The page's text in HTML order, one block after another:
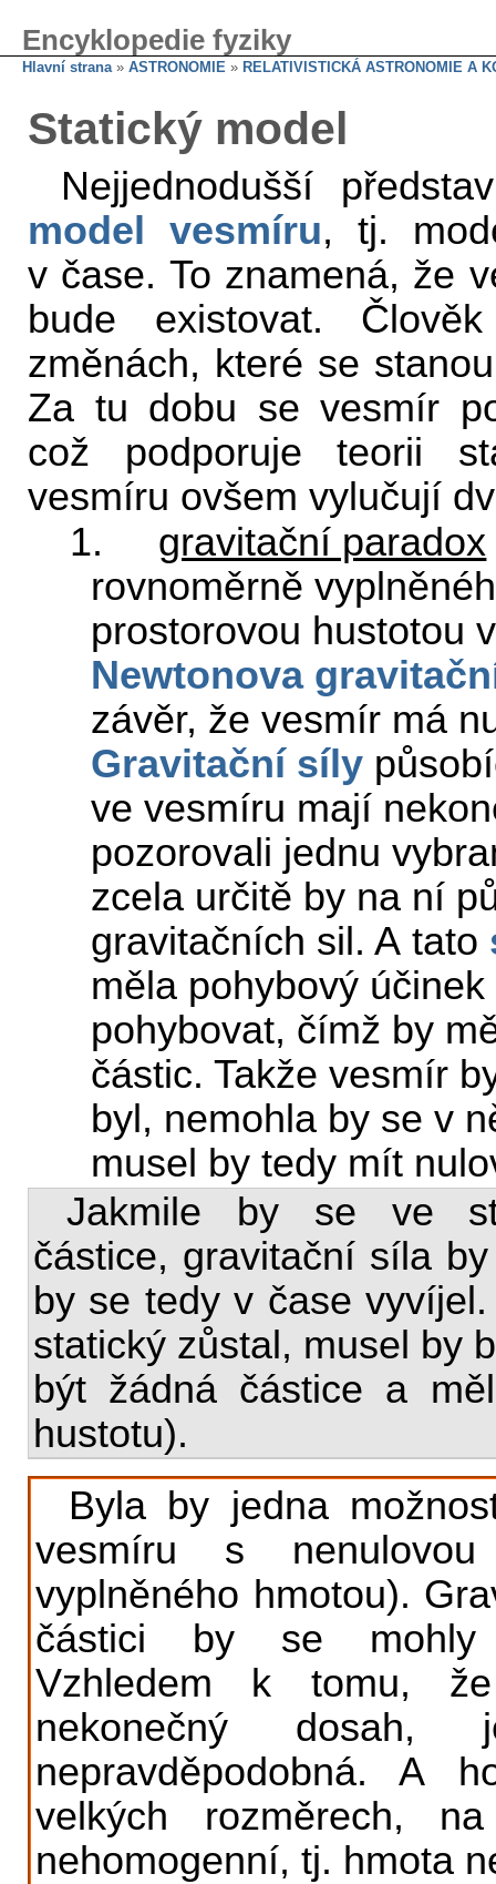
Encyklopedie fyziky
Hlavní strana» ASTRONOMIE » RELATIVISTICKÁ ASTRONOMIE A
Statický model
Nejjednodušší
model vesmíru, tj.
v čase. To znamená, že
bude existovat.
změnách, které se
Za tu dobu se vesmír
což podporuje teorii
vesmíru ovšem vylučují
1. gravitační paradox
rovnoměrně
prostorovou hustotou
Newtonova
závěr, že vesmír má
Gravitační síly
ve vesmíru mají
pozorovali jednu
zcela určitě by na ní
gravitačních sil. A tato
měla pohybový
pohybovat, čímž by
částic. Takže vesmír
byl, nemohla by se v
musel by tedy mít
Jakmile by se ve
částice, gravitační síla
by se tedy v čase
statický zůstal, musel by
být žádná částice a
hustotu).
Byla by jedna
vesmíru s
vyplněného hmotou).
částici by se mohly
Vzhledem k tomu,
nekonečný
nepravděpodobná. A
velkých rozměrech,
nehomogenní, tj. hmota